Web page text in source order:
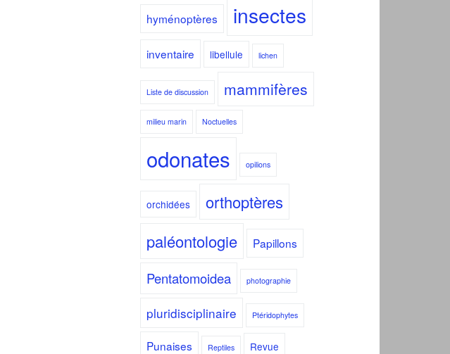
hyménoptères insectes
inventaire libellule lichen
Liste de discussion mammifères
milieu marin Noctuelles
odonates opilions
orchidées
orthoptères
paléontologie
Papillons
Pentatomoidea photographie
pluridisciplinaire Ptéridophytes
Punaises Reptiles Revue